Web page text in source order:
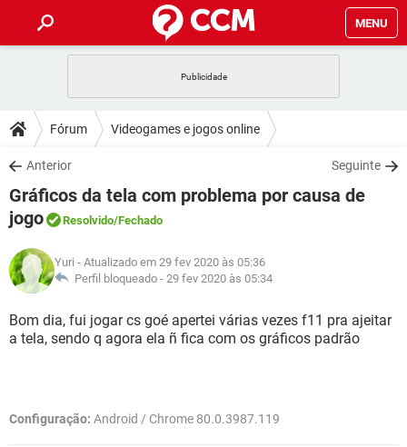
MENU
CELULAR FACEBOOK
OUTLOOK
INSTAGRAM GMAIL
GUIA DE COMPRAS
DICAS
JOGOS WHATSAPP
OUTLOOK
GUIA DE COMPRAS
DOWNLOADS
JOGOS WHATSAPP
CELULAR
OUTLOOK EXCEL
INSTAGRAM
GUIA DE COMPRAS
FÓRUM
CELULAR FACEBOOK
INSTAGRAM GMAIL
GLOSSÁRIO
JOGOS
CELULAR FACEBOOK
GUIA DE COMPRAS
Fórum Videogames e jogos online
Anterior Seguinte
Gráficos da tela com problema por causa de
jogo
Resolvido/Fechado
Yuri - Atualizado em 29 fev 2020 às 05:36
Perfil bloqueado - 29 fev 2020 às 05:34
Bom dia, fui jogar cs goé apertei várias vezes f11 pra ajeitar
a tela, sendo q agora ela ñ fica com os gráficos padrão
Configuração: Android / Chrome 80.0.3987.119